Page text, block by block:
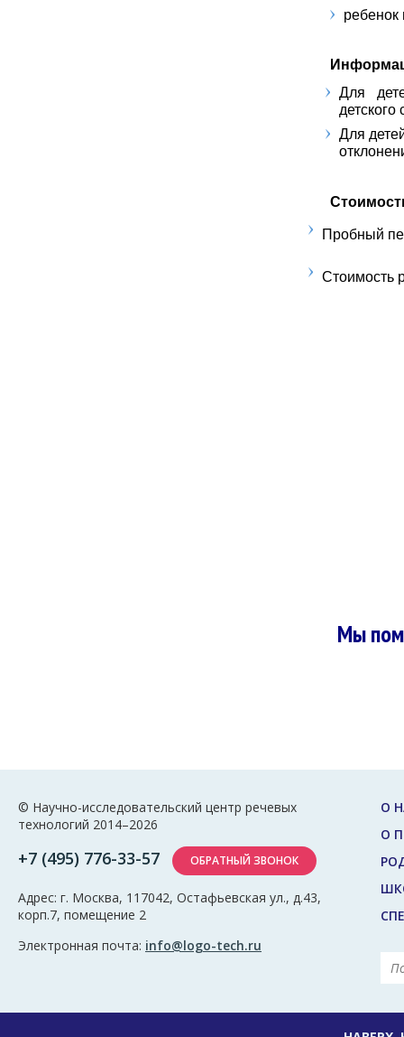
ребенок
Для
детского
Для
Пробный
Стоимость
Мы
© Научно-исследовательский центр речевых
технологий 2014–2026
+7 (495) 776-33-57 ОБРАТНЫЙ ЗВОНОК
Адрес: г. Москва, 117042, Остафьевская ул., д.43,
корп.7, помещение 2
Электронная почта: info@logo-tech.ru
О
О